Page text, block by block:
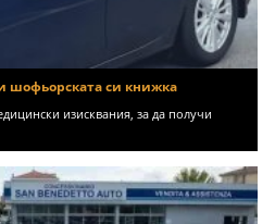
шофьорската си книжка
изисквания, за да получи